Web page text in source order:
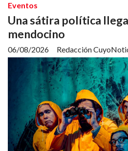
Una sátira política
mendocino
Redacción
Eventos
06/08/2026